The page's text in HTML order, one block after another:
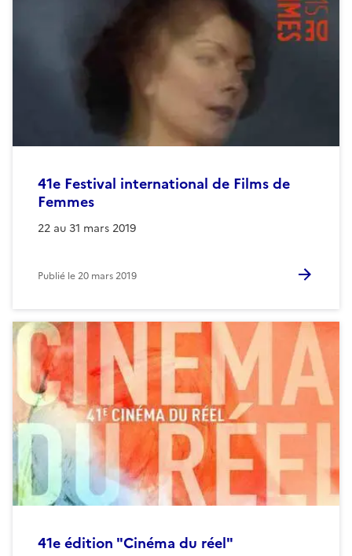
41e Festival international de Films de
Femmes
22 au 31 mars 2019
Publié le20 mars 2019
41e édition "Cinéma du réel"